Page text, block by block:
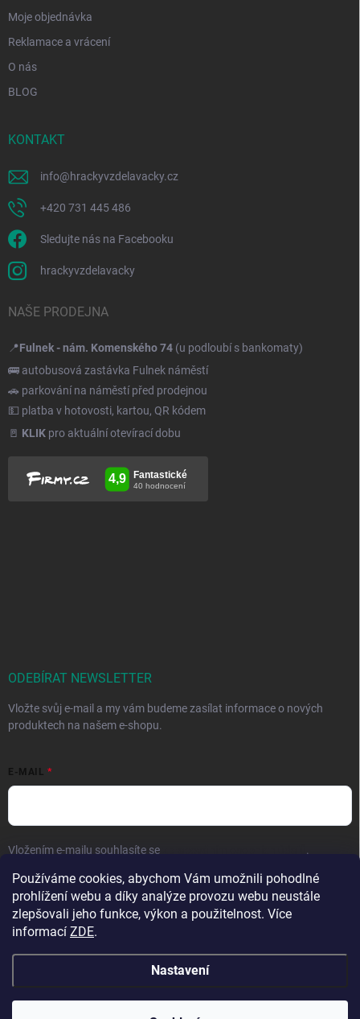
Používáme cookies, abychom Vám umožnili pohodlné
prohlížení webu a díky analýze provozu webu neustále
zlepšovali jeho funkce, výkon a použitelnost. Více
informací ZDE.
Nastavení
Moje objednávka
Reklamace a vrácení
O nás
BLOG
KONTAKT
info@hrackyvzdelavacky.cz
+420 731 445 486
Sledujte nás na Facebooku
hrackyvzdelavacky
NAŠE PRODEJNA
📍Fulnek - nám. Komenského 74 (u podloubí s bankomaty)
🚌 autobusová zastávka Fulnek náměstí
🚗 parkování na náměstí před prodejnou
💵 platba v hotovosti, kartou, QR kódem
🚪 KLIK pro aktuální otevírací dobu
ODEBÍRAT NEWSLETTER
Vložte svůj e-mail a my vám budeme zasílat informace o nových
produktech na našem e-shopu.
E-MAIL
Vložením e-mailu souhlasíte se .
Přihlásit se
Copyright 2026Hračky vzdělávačky. Všechna práva vyhrazena.Upravit
nastavení cookies